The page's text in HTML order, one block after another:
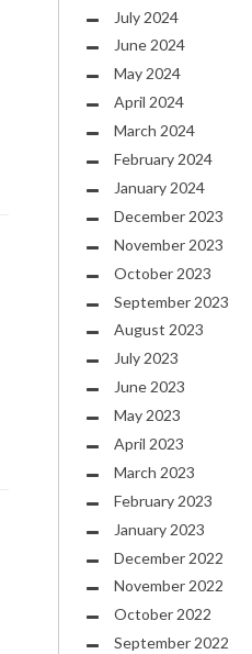
July 2024
June 2024
May 2024
April 2024
March 2024
February 2024
January 2024
December 2023
November 2023
October 2023
September 2023
August 2023
July 2023
June 2023
May 2023
April 2023
March 2023
February 2023
January 2023
December 2022
November 2022
October 2022
September 2022